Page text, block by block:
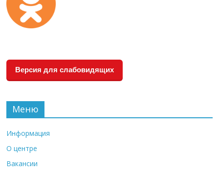
Версия для слабовидящих
Меню
Информация
О центре
Вакансии